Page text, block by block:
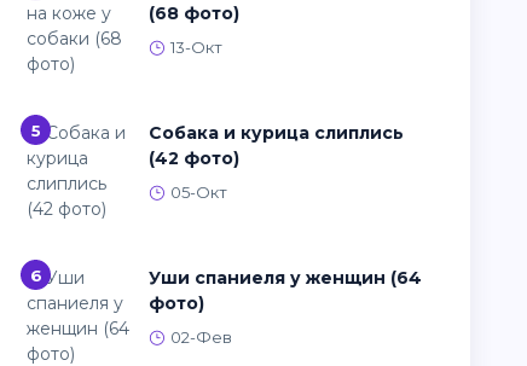
(68 фото)
13-Окт
5
Собака и курица слиплись
(42 фото)
05-Окт
6
Уши спаниеля у женщин (64
фото)
02-Фев